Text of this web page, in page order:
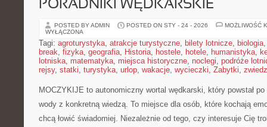
PORADNIKI WĘDKARSKIE
POSTED BY ADMIN POSTED ON STY - 24 - 2026
MOŻLIWOŚĆ
WYŁĄCZONA
Tagi: agroturystyka, atrakcje turystyczne, bilety lotnicze, biologia
break, fizyka, geografia, Historia, hostele, hotele, humanistyka,
lotniska, matematyka, miejsca historyczne, noclegi, podróże
rejsy, statki, turystyka, urlop, wakacje, wycieczki, Zabytki,
MOCZYKIJE to autonomiczny wortal wędkarski, który powstał
wody z konkretną wiedzą. To miejsce dla osób, które kochają
chcą łowić świadomiej. Niezależnie od tego, czy interesuje Cię